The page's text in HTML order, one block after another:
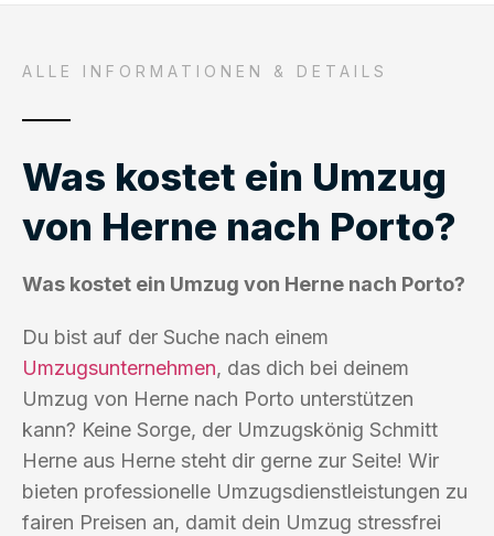
ALLE INFORMATIONEN & DETAILS
Was kostet ein Umzug
von Herne nach Porto?
Was kostet ein Umzug von Herne nach Porto?
Du bist auf der Suche nach einem
Umzugsunternehmen, das dich bei deinem
Umzug von Herne nach Porto unterstützen
kann? Keine Sorge, der Umzugskönig Schmitt
Herne aus Herne steht dir gerne zur Seite! Wir
bieten professionelle Umzugsdienstleistungen zu
fairen Preisen an, damit dein Umzug stressfrei